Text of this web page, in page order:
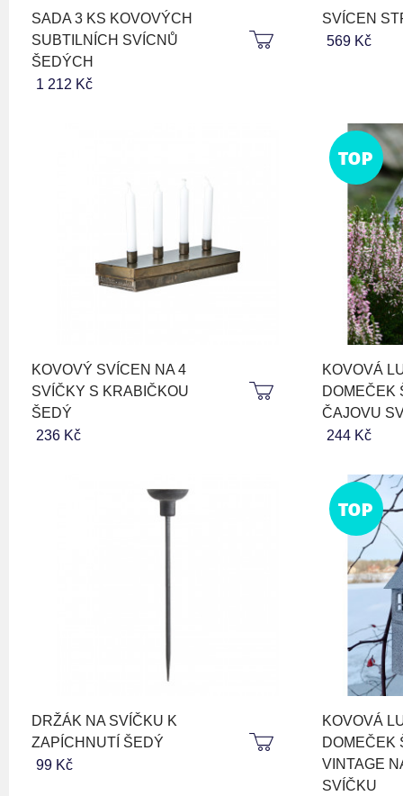
SADA 3 KS KOVOVÝCH
SUBTILNÍCH SVÍCNŮ
ŠEDÝCH
1 212 Kč
SVÍCEN
569 Kč
KOVOVÝ SVÍCEN NA 4
SVÍČKY S KRABIČKOU
ŠEDÝ
236 Kč
TOP
KOVOVÁ
DOMEČEK
ČAJOVU
244 Kč
DRŽÁK NA SVÍČKU K
ZAPÍCHNUTÍ ŠEDÝ
99 Kč
TOP
KOVOVÁ
DOMEČEK
VINTAGE
SVÍČKU